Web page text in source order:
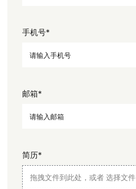
手机号*
邮箱*
简历*
拖拽文件到此处，或者 选择文件